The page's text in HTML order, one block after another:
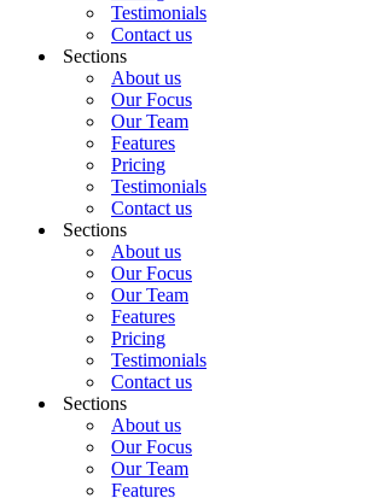
Testimonials
Contact us
Sections
About us
Our Focus
Our Team
Features
Pricing
Testimonials
Contact us
Sections
About us
Our Focus
Our Team
Features
Pricing
Testimonials
Contact us
Sections
About us
Our Focus
Our Team
Features